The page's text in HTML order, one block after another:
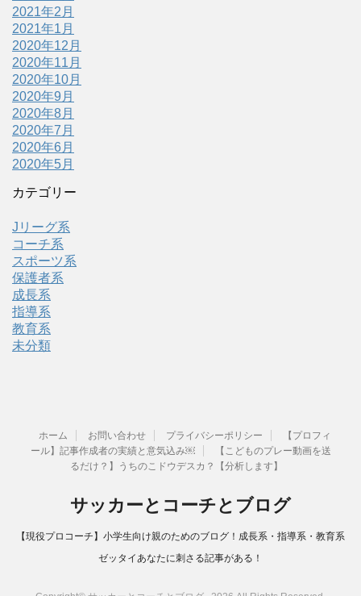
2021年2月
2021年1月
2020年12月
2020年11月
2020年10月
2020年9月
2020年8月
2020年7月
2020年6月
2020年5月
カテゴリー
Jリーグ系
コーチ系
スポーツ系
保護者系
成長系
指導系
教育系
未分類
ホーム お問い合わせ プライバシーポリシー
【プロフィ
ール】記事作成者の実績と意気込み￼
【こどものプレー動画を送
るだけ？】うちのこドウデスカ？【分析します】
サッカーとコーチとブログ
【現役プロコーチ】小学生向け親のためのブログ！成長系・指導系・教育系
ゼッタイあなたに刺さる記事がある！